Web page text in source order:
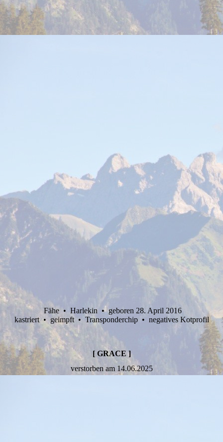
Fähe • Harlekin • geboren 28. April 2016
kastriert • geimpft • Transponderchip • negatives Kotprofil
[ GRACE ]
verstorben am 14.06.2025